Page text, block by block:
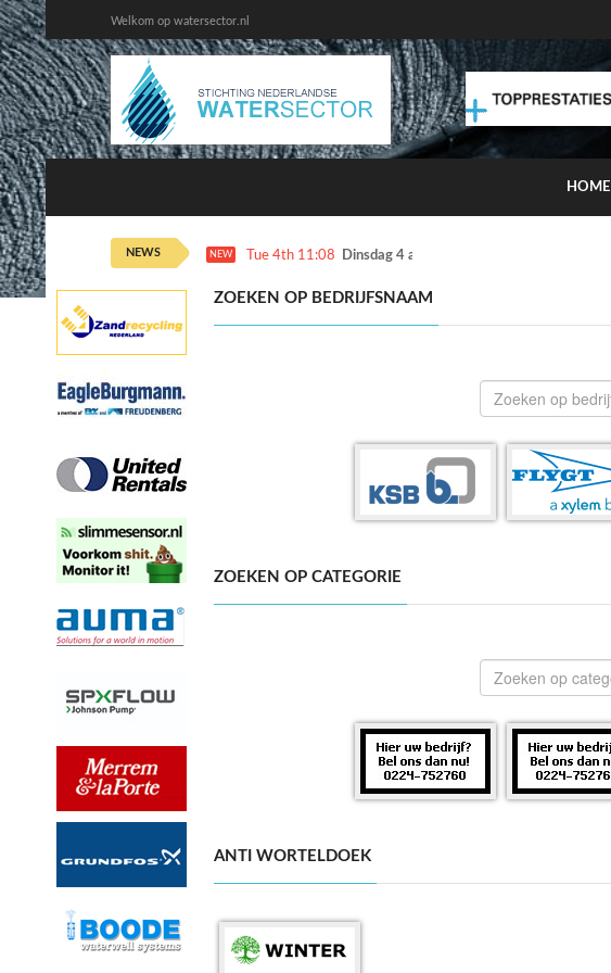
Welkom op watersector.nl
HOME
NEWS NEW Tue 4th 11:08 Dinsdag 4 augustus kans op smog door ozon
ZOEKEN OP BEDRIJFSNAAM
ZOEKEN OP CATEGORIE
ANTI WORTELDOEK